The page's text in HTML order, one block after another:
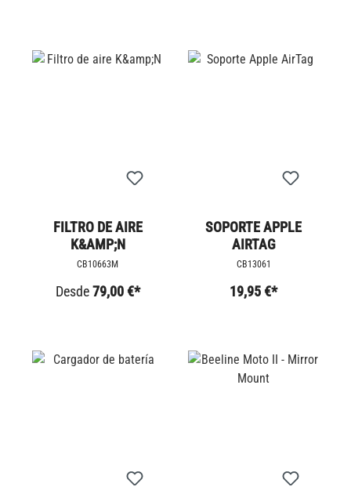
FILTRO DE AIRE
K&AMP;N
CB10663M
Desde79,00 €*
SOPORTE APPLE
AIRTAG
CB13061
19,95 €*